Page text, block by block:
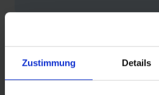
Zustimmung Details
PRODUKTINFORMATIONEN